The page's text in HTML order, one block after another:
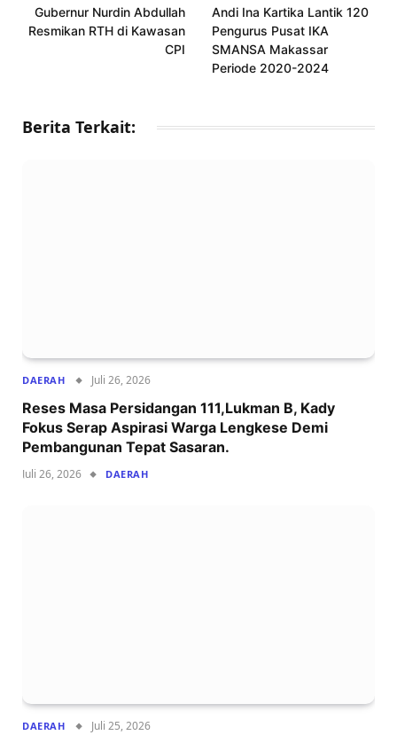
Gubernur Nurdin Abdullah
Resmikan RTH di Kawasan
CPI
Andi Ina Kartika Lantik 120
Pengurus Pusat IKA
SMANSA Makassar
Periode 2020-2024
Berita Terkait:
DAERAH Juli 26, 2026
Reses Masa Persidangan 111,Lukman B, Kady
Fokus Serap Aspirasi Warga Lengkese Demi
Pembangunan Tepat Sasaran.
Juli 26, 2026 DAERAH
DAERAH Juli 25, 2026